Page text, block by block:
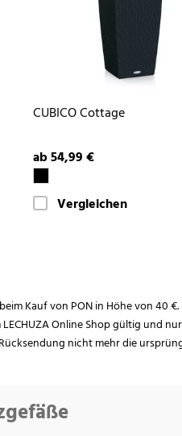
CUBICO Cottage
ab 54,99 €
Vergleichen
Kauf von PON in Höhe von
Online Shop gültig und
nicht mehr die